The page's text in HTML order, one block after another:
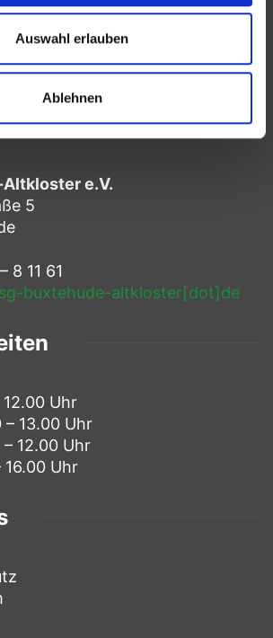
Auswahl erlauben
Ablehnen
e.V.
5
8 11 61
buxtehude-altkloster[dot]de
Uhr
– 13.00 Uhr
12.00 Uhr
16.00 Uhr